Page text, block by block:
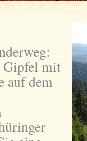
Gipfel mit
auf dem